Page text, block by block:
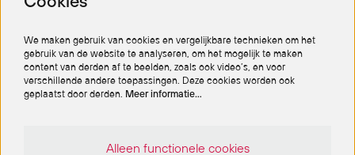
We maken gebruik van cookies en vergelijkbare technieken om het
gebruik van de website te analyseren, om het mogelijk te maken
content van derden af te beelden, zoals ook video’s, en voor
verschillende andere toepassingen. Deze cookies worden ook
geplaatst door derden. Meer informatie…
Alleen functionele cookies